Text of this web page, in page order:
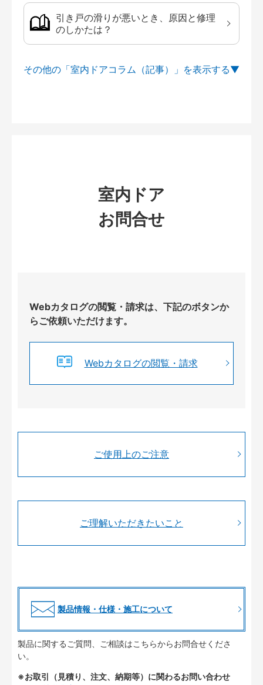
引き戸の滑りが悪いとき、原因と修理
のしかたは？
その他の「室内ドアコラム（記事）」を
室内ドア
お問合せ
Webカタログの閲覧・請求は、下記のボタンか
らご依頼いただけます。
Webカタログの閲覧・請求
ご使用上のご注意
ご理解いただきたいこと
製品情報・仕様・施工について
製品に関するご質問、ご相談はこちらからお問合せくださ
い。
※お取引（見積り、注文、納期等）に関わるお問い合わせ